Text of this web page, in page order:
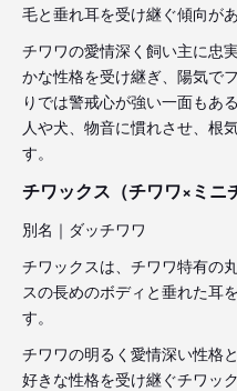
毛と垂れ耳を受け継ぐ傾向があ
チワワの愛情深く飼い主に忠
かな性格を受け継ぎ、陽気で
りでは警戒心が強い一面もあ
人や犬、物音に慣れさせ、根
す。
チワックス（チワワ×ミニ
別名｜ダッチワワ
チワックスは、チワワ特有の
スの長めのボディと垂れた耳
す。
チワワの明るく愛情深い性格
好きな性格を受け継ぐチワッ